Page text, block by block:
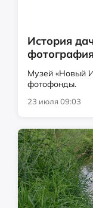
История
Музей «Новый
фотофонды.
23 июля 09:03